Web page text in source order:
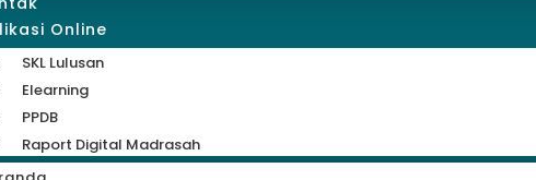
Online
SKL Lulusan
Elearning
PPDB
Raport Digital Madrasah